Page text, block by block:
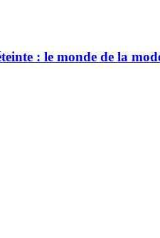
: le monde de la